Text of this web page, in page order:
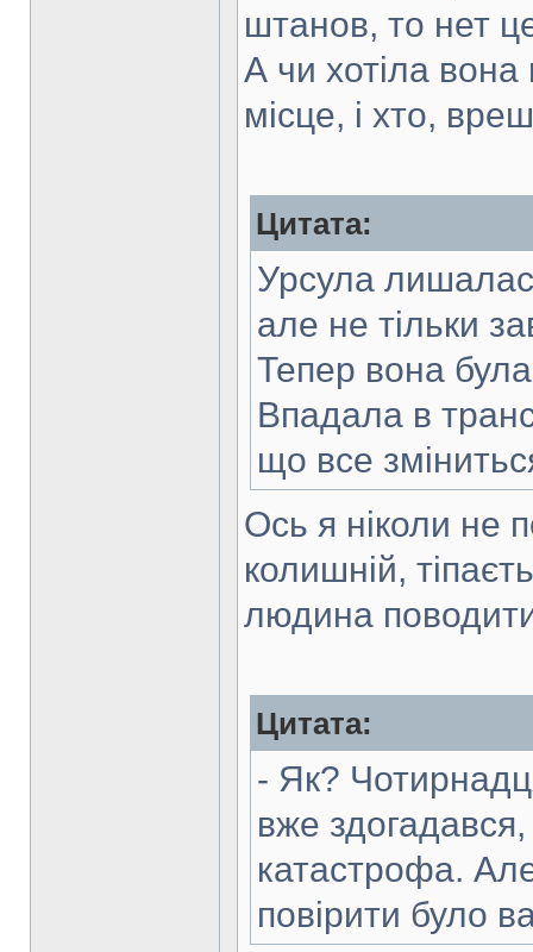
штанов, то нет
А чи хотіла вона
місце, і хто,
Цитата:
Урсула
але не тільки
Тепер вона
Впадала в
що все
Ось я ніколи не
колишній,
людина
Цитата:
- Як?
вже здогадався,
катастрофа.
повірити було